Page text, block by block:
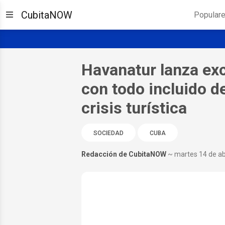
CubitaNOW
Havanatur lanza
con todo incluido
crisis turística
SOCIEDAD CUBA
Redacción de CubitaNOW ~ martes 14 de